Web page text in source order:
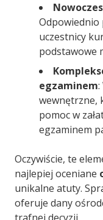
Odpowiednio
uczestnicy
podstawowe
egzaminem
wewnętrzne,
pomoc w
egzaminem
Oczywiście, te
najlepiej oceniane
unikalne atuty.
oferuje dany